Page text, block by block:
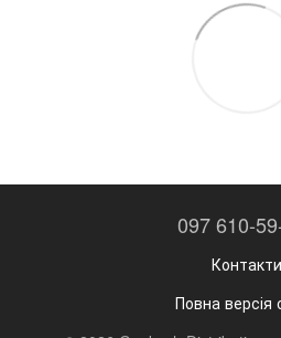
097 610-
Контакти
Повна версія